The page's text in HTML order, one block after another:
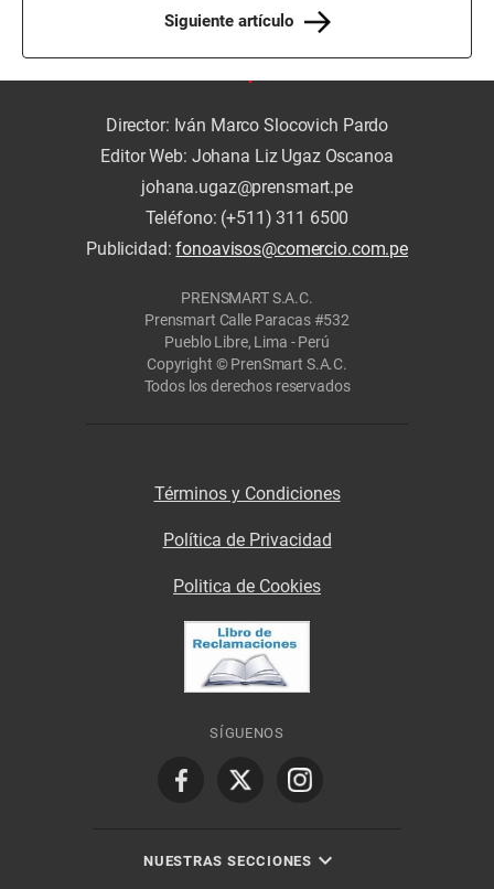
Siguiente artículo
Director: Iván Marco Slocovich Pardo
Editor Web: Johana Liz Ugaz Oscanoa
johana.ugaz@prensmart.pe
Teléfono: (+511) 311 6500
Publicidad:fonoavisos@comercio.com.pe
PRENSMART S.A.C.
Prensmart Calle Paracas #532
Pueblo Libre, Lima - Perú
Copyright © PrenSmart S.A.C.
Todos los derechos reservados
Términos y Condiciones
Política de Privacidad
Politica de Cookies
SÍGUENOS
NUESTRAS SECCIONES